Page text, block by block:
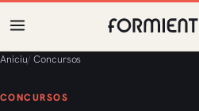
Aniciu/Concursos
CONCURSOS